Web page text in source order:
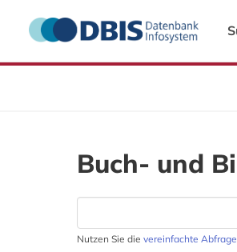
Buch- und
Nutzen Sie die vereinfachte